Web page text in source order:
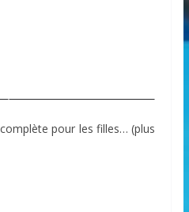
pour les filles… (plus